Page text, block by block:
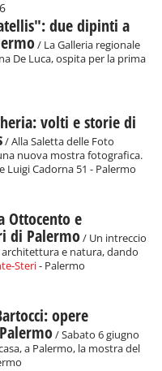
due dipinti a
/ La Galleria regionale
De Luca, ospita per la prima
volti e storie di
/ Alla Saletta delle Foto
nuova mostra fotografica.
Luigi Cadorna 51 - Palermo
Ottocento e
di Palermo/ Un intreccio
e natura, dando
Steri- Palermo
opere
/ Sabato 6 giugno
a Palermo, la mostra del